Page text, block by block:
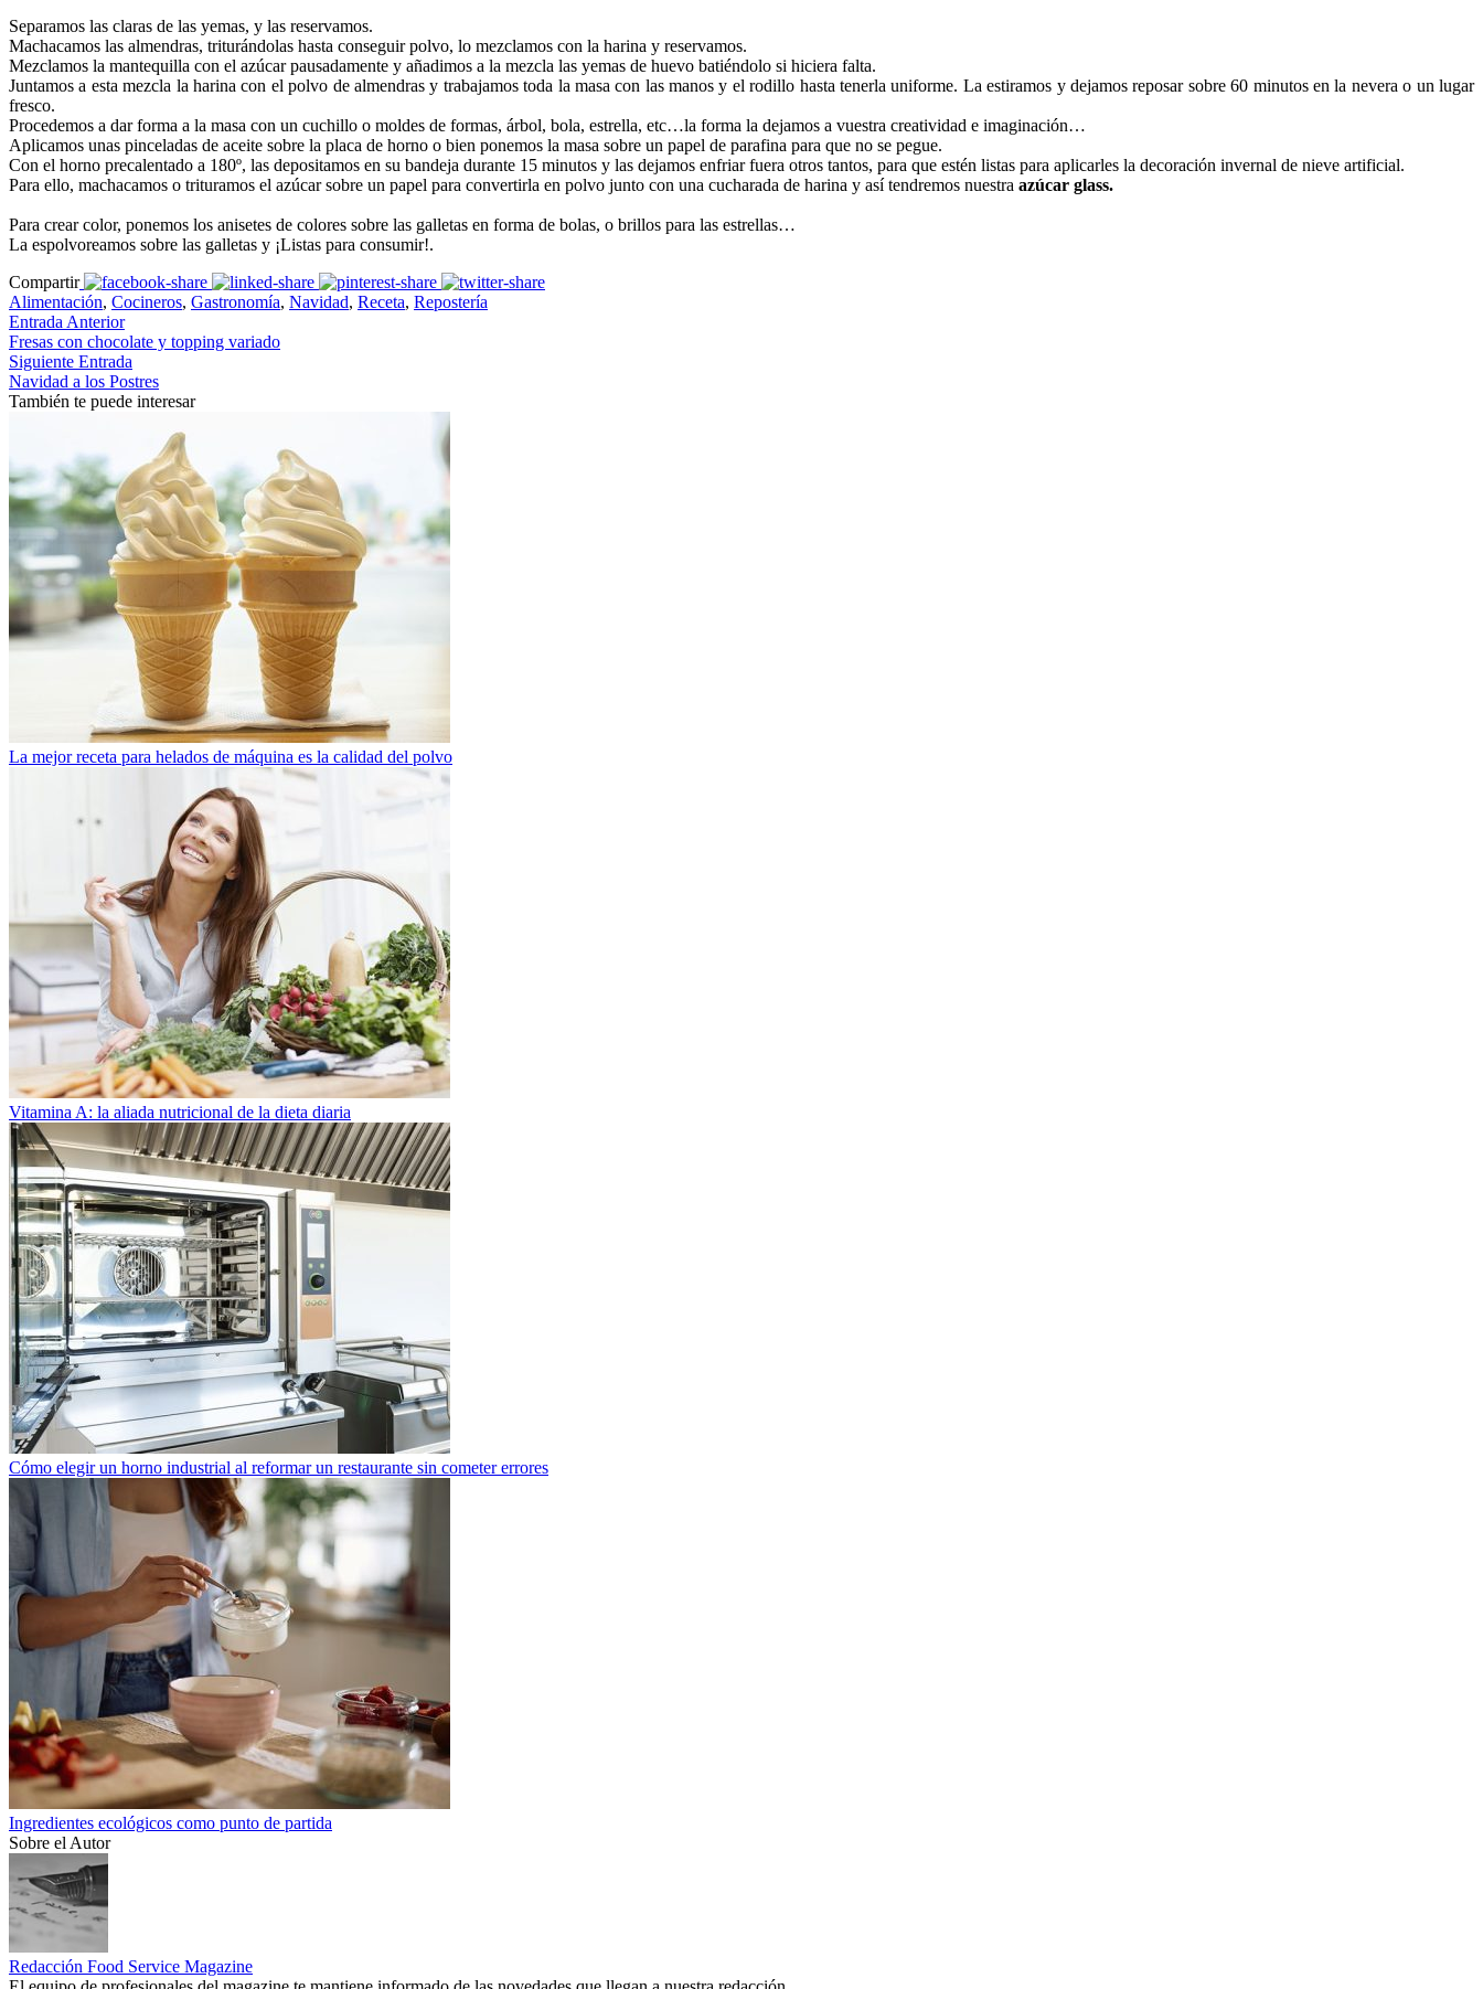
Separamos las claras de las yemas, y las reservamos.
Machacamos las almendras, triturándolas hasta conseguir polvo, lo mezclamos con la harina y reservamos.
Mezclamos la mantequilla con el azúcar pausadamente y añadimos a la mezcla las yemas de huevo batiéndolo si hiciera falta.
Juntamos a esta mezcla la harina con el polvo de almendras y trabajamos toda la masa con las manos y el rodillo hasta tenerla uniforme. La estiramos y dejamos reposar sobre 60 minutos en la nevera o un lugar
fresco.
Procedemos a dar forma a la masa con un cuchillo o moldes de formas, árbol, bola, estrella, etc…la forma la dejamos a vuestra creatividad e imaginación…
Aplicamos unas pinceladas de aceite sobre la placa de horno o bien ponemos la masa sobre un papel de parafina para que no se pegue.
Con el horno precalentado a 180º, las depositamos en su bandeja durante 15 minutos y las dejamos enfriar fuera otros tantos, para que estén listas para aplicarles la decoración invernal de nieve artificial.
Para ello, machacamos o trituramos el azúcar sobre un papel para convertirla en polvo junto con una cucharada de harina y así tendremos nuestra azúcar glass.
Para crear color, ponemos los anisetes de colores sobre las galletas en forma de bolas, o brillos para las estrellas…
La espolvoreamos sobre las galletas y ¡Listas para consumir!.
Compartir
Alimentación, Cocineros, Gastronomía, Navidad, Receta, Repostería
Entrada Anterior
Fresas con chocolate y topping variado
Siguiente Entrada
Navidad a los Postres
También te puede interesar
La mejor receta para helados de máquina es la calidad del polvo
Vitamina A: la aliada nutricional de la dieta diaria
Cómo elegir un horno industrial al reformar un restaurante sin cometer errores
Ingredientes ecológicos como punto de partida
Sobre el Autor
Redacción Food Service Magazine